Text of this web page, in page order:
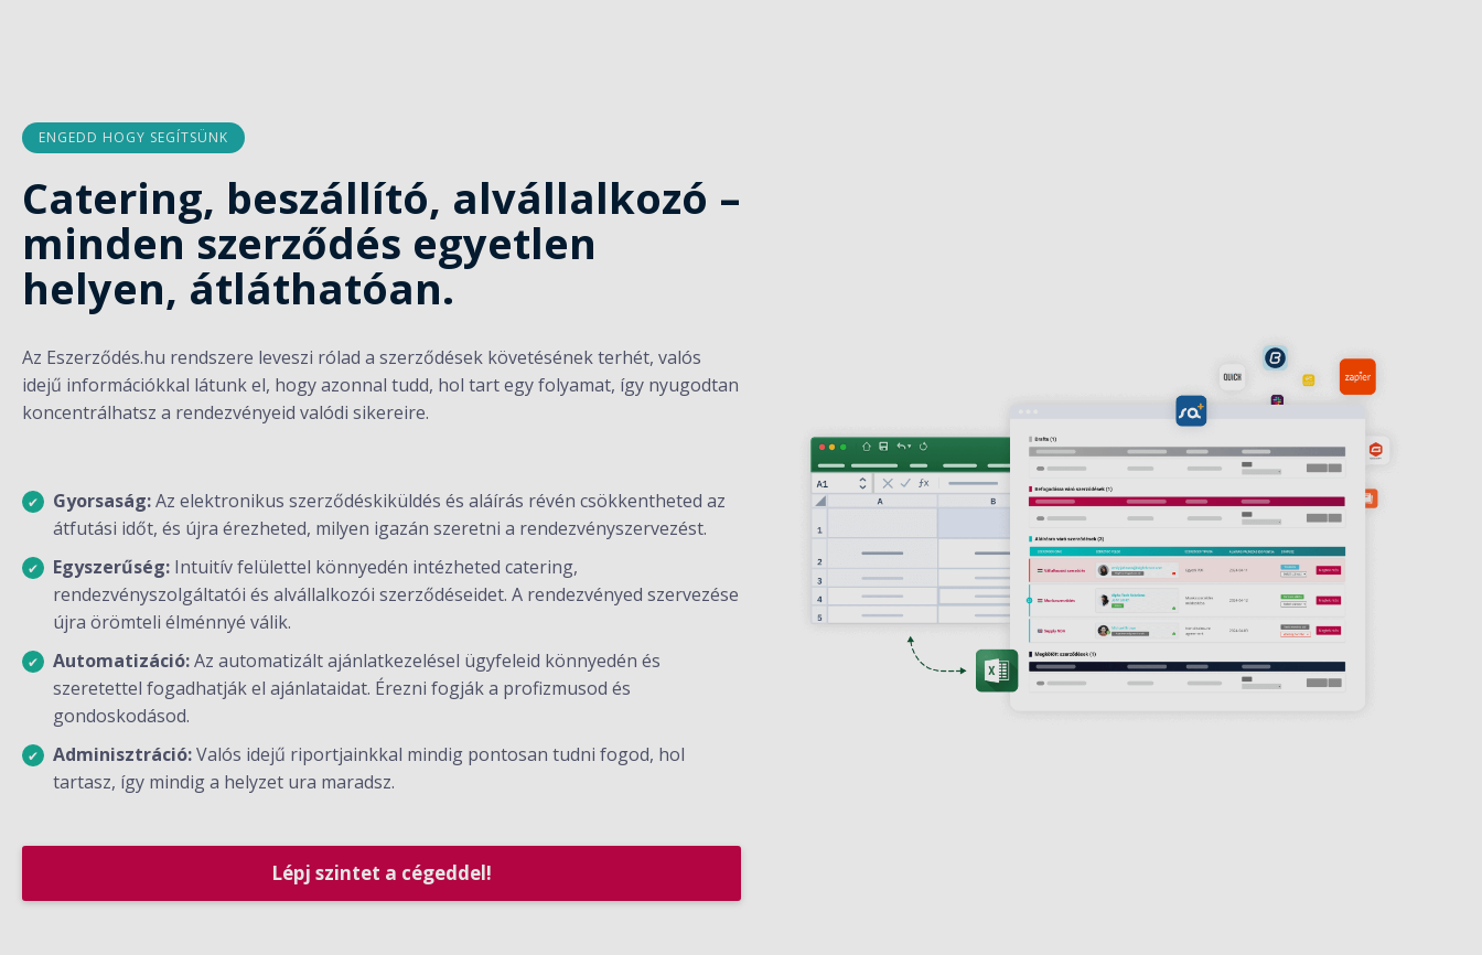
ENGEDD HOGY SEGÍTSÜNK
Catering, beszállító, alvállalkozó –
minden szerződés egyetlen
helyen, átláthatóan.
Az Eszerződés.hu rendszere leveszi rólad a szerződések követésének terhét, valós
idejű információkkal látunk el, hogy azonnal tudd, hol tart egy folyamat, így nyugodtan
koncentrálhatsz a rendezvényeid valódi sikereire.
Gyorsaság:Az elektronikus szerződéskiküldés és aláírás révén csökkentheted az
átfutási időt, és újra érezheted, milyen igazán szeretni a rendezvényszervezést.
Egyszerűség: Intuitív felülettel könnyedén intézheted catering,
rendezvényszolgáltatói és alvállalkozói szerződéseidet. A rendezvényed szervezése
újra örömteli élménnyé válik.
Automatizáció:Az automatizált ajánlatkezelésel ügyfeleid könnyedén és
szeretettel fogadhatják el ajánlataidat. Érezni fogják a profizmusod és
gondoskodásod.
Adminisztráció:Valós idejű riportjainkkal mindig pontosan tudni fogod, hol
tartasz, így mindig a helyzet ura maradsz.
Lépj szintet a cégeddel!